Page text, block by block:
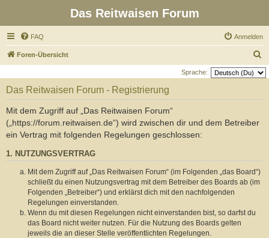
Das Reitwaisen Forum
FAQ Anmelden
Foren-Übersicht
u
Sprache:
Das Reitwaisen Forum - Registrierung
Mit dem Zugriff auf „Das Reitwaisen Forum“
(„https://forum.reitwaisen.de“) wird zwischen dir und dem Betreiber
ein Vertrag mit folgenden Regelungen geschlossen:
1. NUTZUNGSVERTRAG
Mit dem Zugriff auf „Das Reitwaisen Forum“ (im Folgenden „das Board“)
schließt du einen Nutzungsvertrag mit dem Betreiber des Boards ab (im
Folgenden „Betreiber“) und erklärst dich mit den nachfolgenden
Regelungen einverstanden.
Wenn du mit diesen Regelungen nicht einverstanden bist, so darfst du
das Board nicht weiter nutzen. Für die Nutzung des Boards gelten
jeweils die an dieser Stelle veröffentlichten Regelungen.